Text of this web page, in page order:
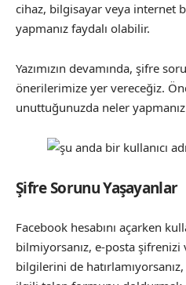
cihaz, bilgisayar veya internet
yapmanız faydalı olabilir.
Yazımızın devamında, şifre
önerilerimize yer vereceğiz.
unuttuğunuzda neler
Şifre Sorunu Yaşayanlar
Facebook hesabını açarken
bilmiyorsanız, e-posta
bilgilerini de